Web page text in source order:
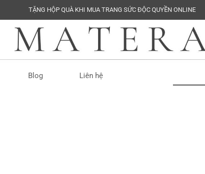
TẶNG HỘP QUÀ KHI MUA TRANG SỨC ĐỘC QUYỀN ONLINE
Blog Liên hệ